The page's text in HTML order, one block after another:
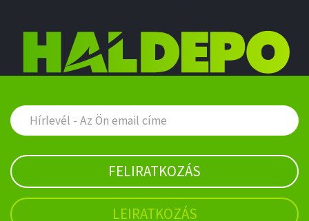
FELIRATKOZÁS
LEIRATKOZÁS